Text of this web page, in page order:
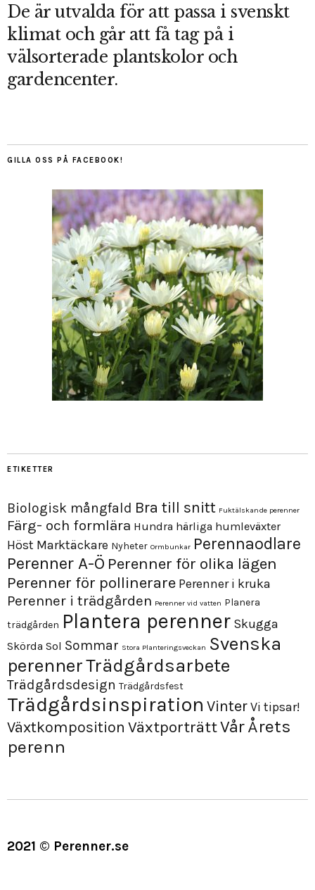
De är utvalda för att passa i svenskt
klimat och går att få tag på i
välsorterade plantskolor och
gardencenter.
GILLA OSS PÅ FACEBOOK!
ETIKETTER
Biologisk mångfald Bra till snitt Fuktälskande perenner
Färg- och formlära Hundra härliga humleväxter
Höst Marktäckare Nyheter Ormbunkar Perennaodlare
Perenner A-Ö Perenner för olika lägen
Perenner för pollinerare Perenner i kruka
Perenner i trädgården Perenner vid vatten Planera
trädgården Plantera perenner Skugga
Skörda Sol Sommar Stora Planteringsveckan Svenska
perennerTrädgårdsarbete
Trädgårdsdesign Trädgårdsfest
Trädgårdsinspiration VinterVi tipsar!
Växtkomposition VäxtporträttVårÅrets
perenn
2021 © Perenner.se